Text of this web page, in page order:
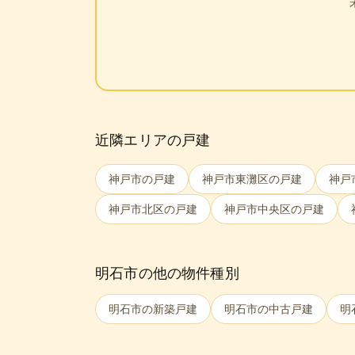
近隣エリアの戸建
神戸市の戸建 神戸市東灘区の戸建
神戸
神戸市北区の戸建 神戸市中央区の戸建
明石市の他の物件種別
明石市の新築戸建 明石市の中古戸建 明